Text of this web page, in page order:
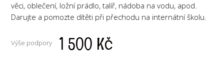
věci, oblečení, ložní prádlo, talíř, nádoba na vodu, apod.
Darujte a pomozte dítěti při přechodu na internátní školu.
Výše podpory 1 500 Kč